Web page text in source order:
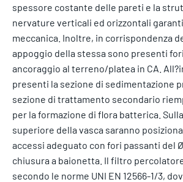
spessore costante delle pareti e la
nervature verticali ed orizzontali
meccanica. Inoltre, in corrispondenza
appoggio della stessa sono presenti
ancoraggio al terreno/platea in CA.
presenti la sezione di sedimentazione
sezione di trattamento secondario
per la formazione di flora batterica.
superiore della vasca saranno
accessi adeguato con fori passanti del
chiusura a baionetta. Il filtro
secondo le norme UNI EN 12566-1/3,